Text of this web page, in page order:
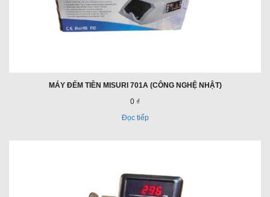
MÁY ĐẾM TIỀN MISURI 701A (CÔNG NGHỆ NHẬT)
0 ₫
Đọc tiếp